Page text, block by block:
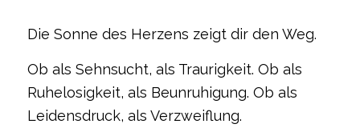
Die Sonne des Herzens zeigt dir den Weg.
Ob als Sehnsucht, als Traurigkeit. Ob als
Ruhelosigkeit, als Beunruhigung. Ob als
Leidensdruck, als Verzweiflung.